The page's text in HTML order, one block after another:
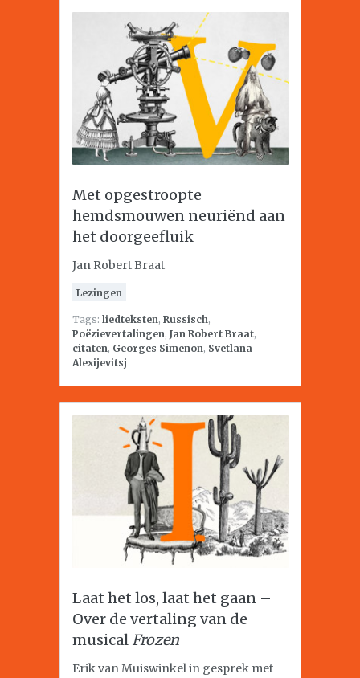
Met opgestroopte
hemdsmouwen neuriënd aan
het doorgeefluik
Jan Robert Braat
Lezingen
Tags: liedteksten, Russisch,
Poëzievertalingen, Jan Robert Braat,
citaten, Georges Simenon, Svetlana
Alexijevitsj
Laat het los, laat het gaan –
Over de vertaling van de
musical Frozen
Erik van Muiswinkel in gesprek met